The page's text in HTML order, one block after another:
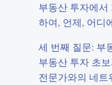
부동산 투자에서
하여, 언제, 어디
세 번째 질문: 부
부동산 투자 초
전문가와의 네